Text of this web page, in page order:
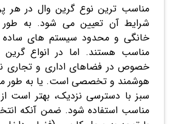
مناسب ترین نوع گرین وال در هر
شرایط آن تعیین می شود. به طور
خانگی و محدود سیستم های ساده
مناسب هستند. اما در انواع
خصوص در فضاهای اداری و تجاری
هوشمند و تخصصی است. یا به طور
سبز با دسترسی نزدیک، بهتر است
مناسب استفاده شود. ضمن آنکه